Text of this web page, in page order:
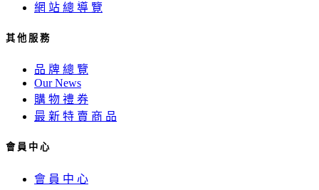
網 站 總 導 覽
其 他 服 務
品 牌 總 覽
Our News
購 物 禮 券
最 新 特 賣 商 品
會 員 中 心
會 員 中 心